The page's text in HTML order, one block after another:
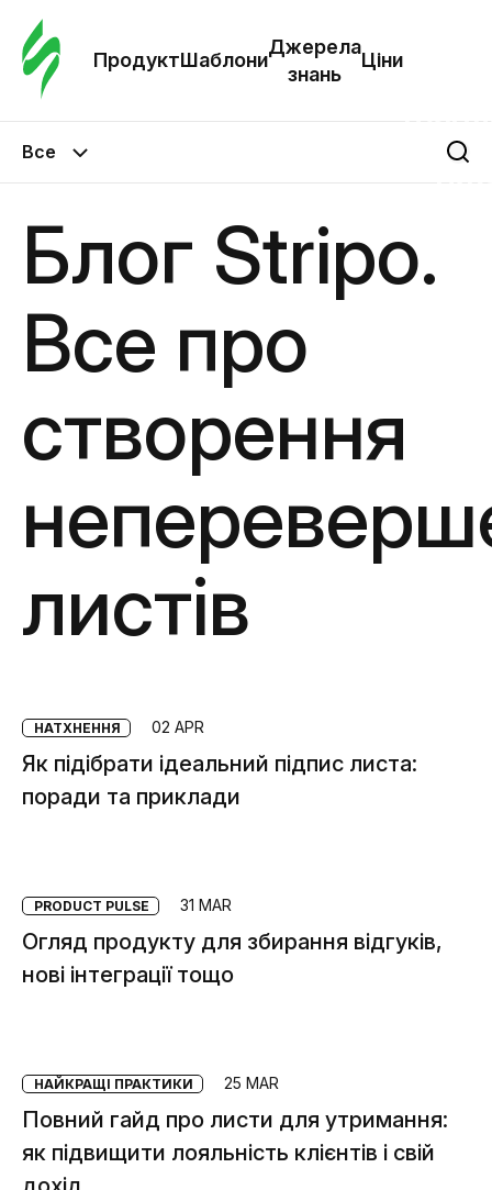
ПродуктШаблони
Джерела
знань
Ціни
Ціни
Все
Блог Stripo.
Все про
створення
листів
НАТХНЕННЯ 02 APR
Як підібрати ідеальний підпис листа:
поради та приклади
PRODUCT PULSE 31 MAR
Огляд продукту для збирання відгуків,
нові інтеграції тощо
НАЙКРАЩІ ПРАКТИКИ 25 MAR
Повний гайд про листи для утримання:
як підвищити лояльність клієнтів і свій